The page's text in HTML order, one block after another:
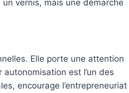
vernis, mais une démarche
Elle porte une attention
est l’un des
encourage l’entrepreneuriat